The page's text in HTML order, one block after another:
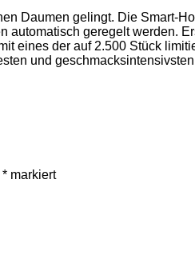
Daumen gelingt. Die Smart-
geregelt werden.
eines der auf 2.500 Stück
und
* markiert